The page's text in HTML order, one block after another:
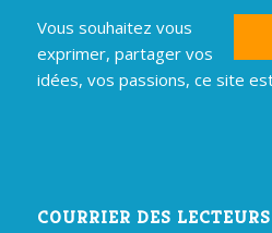
Vous souhaitez vous
exprimer, partager vos
idées, vos passions, ce site
COURRIER DES LECTEURS